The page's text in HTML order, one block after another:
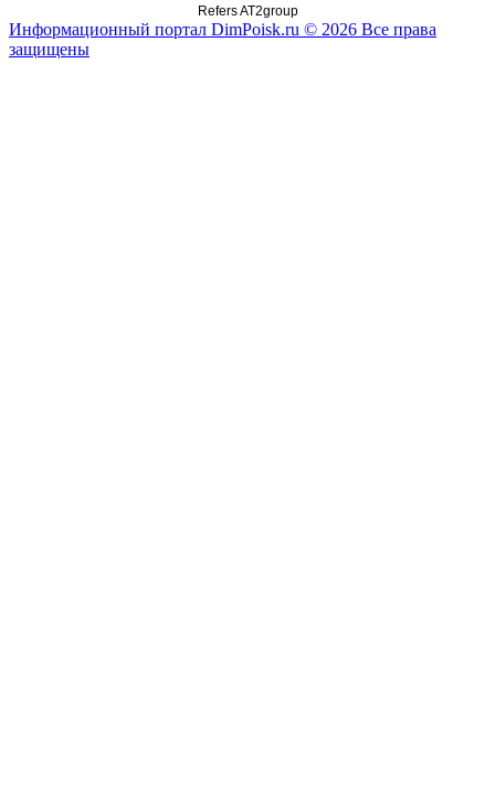
Refers AT2group
Информационный портал DimPoisk.ru © 2026 Все права
защищены